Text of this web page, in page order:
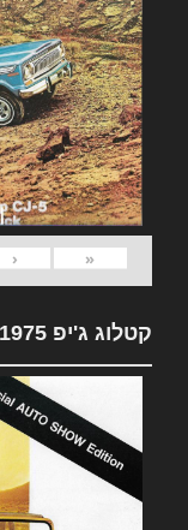
«
‹
קטלוג ג'יפ 1975